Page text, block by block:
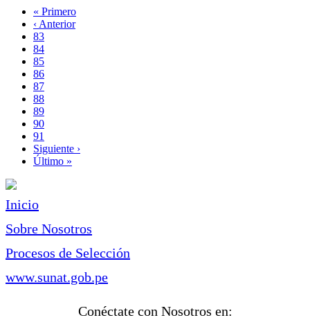
Paginación
Primera
página
« Primero
Página
anterior
‹ Anterior
Page
83
Page
84
Page
85
Page
86
Página
actual
87
Page
88
Page
89
Page
90
Page
91
Siguiente
página
Siguiente ›
Última
Último »
Inicio
Sobre Nosotros
Procesos de Selección
www.sunat.gob.pe
Conéctate con Nosotros en: